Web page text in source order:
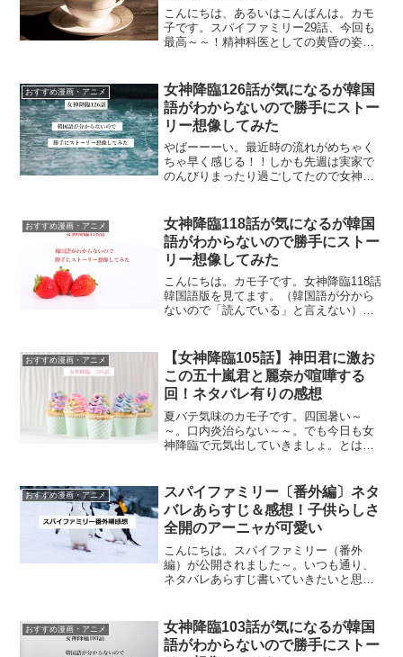
こんにちは、あるいはこんばんは。カモ
子です。スパイファミリー29話、今回も
最高～～！精神科医としての黄昏の姿が
ミック5巻で読める！！ヘンダーソン先生
からの...
おすすめ漫画・アニメ
女神降臨126話が気になるが韓国
語がわからないので勝手にストー
リー想像してみた
やばーーーい。最近時の流れがめちゃく
ちゃ早く感じる！！しかも先週は実家で
のんびりまったり過ごしてたので女神降
像ストーリー。今回も重い・・・女神降
臨126話を先読...
おすすめ漫画・アニメ
女神降臨118話が気になるが韓国
語がわからないので勝手にストー
リー想像してみた
こんにちは。カモ子です。女神降臨118話
韓国語版を見てます。（韓国語が分から
ないので「読んでいる」と言えない）韓
こうと思います。というわけで、ここか
らは全て私の想像のス...
おすすめ漫画・アニメ
【女神降臨105話】神田君に激お
この五十嵐君と麗奈が喧嘩する
回！ネタバレ有りの感想
夏バテ気味のカモ子です。四国暑い～
～。口内炎治らない～～。でも今日も女
神降臨で元気出していきましょ。とはい
よね。では女神降臨105話ネタバレありの
感想いきまーす。女神降臨...
おすすめ漫画・アニメ
スパイファミリー〔番外編〕ネタ
バレあらすじ＆感想！子供らしさ
全開のアーニャが可愛い
こんにちは。スパイファミリー（番外
編）が公開されました～。いつも通り、
ネタバレあらすじ書いていきたいと思い
じSPY×FAMILY 3自宅で一人遊び中のア
ーニャ...
おすすめ漫画・アニメ
女神降臨103話が気になるが韓国
語がわからないので勝手にストー